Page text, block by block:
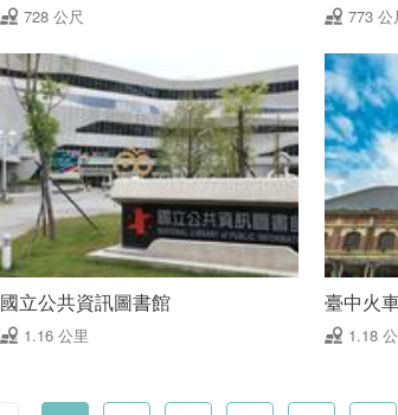
728 公尺 773 公
國立公共資訊圖書館
1.16 公里
臺中火
1.18